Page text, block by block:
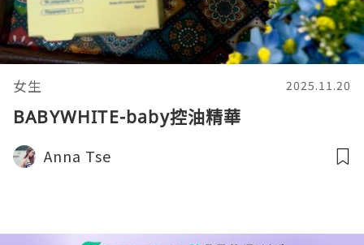
女生 2025.11.20
BABYWHITE-baby控油精華
Anna Tse